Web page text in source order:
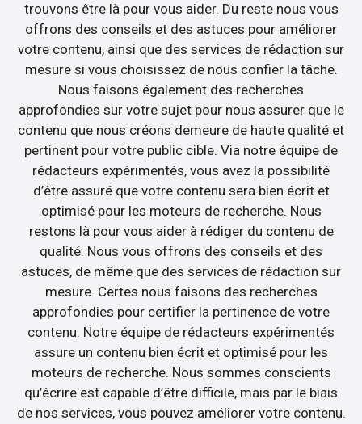
trouvons être là pour vous aider. Du reste nous vous
offrons des conseils et des astuces pour améliorer
votre contenu, ainsi que des services de rédaction sur
mesure si vous choisissez de nous confier la tâche.
Nous faisons également des recherches
approfondies sur votre sujet pour nous assurer que le
contenu que nous créons demeure de haute qualité et
pertinent pour votre public cible. Via notre équipe de
rédacteurs expérimentés, vous avez la possibilité
d’être assuré que votre contenu sera bien écrit et
optimisé pour les moteurs de recherche. Nous
restons là pour vous aider à rédiger du contenu de
qualité. Nous vous offrons des conseils et des
astuces, de même que des services de rédaction sur
mesure. Certes nous faisons des recherches
approfondies pour certifier la pertinence de votre
contenu. Notre équipe de rédacteurs expérimentés
assure un contenu bien écrit et optimisé pour les
moteurs de recherche. Nous sommes conscients
qu’écrire est capable d’être difficile, mais par le biais
de nos services, vous pouvez améliorer votre contenu.